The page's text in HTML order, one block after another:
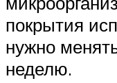
покрытия
нужно
неделю.